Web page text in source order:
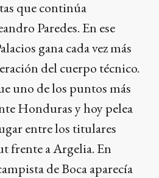
que continúa
Paredes. En ese
gana cada vez más
del cuerpo técnico.
uno de los puntos más
Honduras y hoy pelea
entre los titulares
frente a Argelia. En
de Boca aparecía